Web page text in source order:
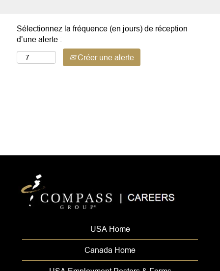
Sélectionnez la fréquence (en jours) de réception
d’une alerte :
Créer une alerte
USA Home
Canada Home